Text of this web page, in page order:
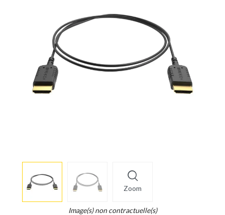
Zoom
info
Image(s) non contractuelle(s)